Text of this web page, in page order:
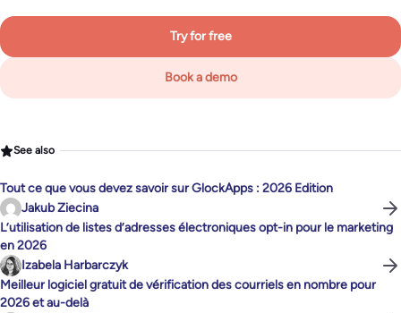
Try for free
Book a demo
See also
Tout ce que vous devez savoir sur GlockApps : 2026 Edition
Jakub Ziecina
L’utilisation de listes d’adresses électroniques opt-in pour le marketing
en 2026
Izabela Harbarczyk
Meilleur logiciel gratuit de vérification des courriels en nombre pour
2026 et au-delà